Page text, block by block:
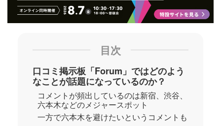
目次
口コミ掲示板「Forum」ではどのよう
なことが話題になっているのか？
コメントが頻出しているのは新宿、渋谷、
六本木などのメジャースポット
一方で六本木を避けたいというコメントも